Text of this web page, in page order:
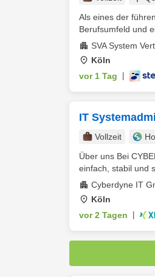
Als eines der
Berufsumfeld und
SVA System
Köln
vor 1 Tag
IT
Vollzeit
Über uns Bei
einfach, stabil und
Cyberdyne IT
Köln
vor 2 Tagen